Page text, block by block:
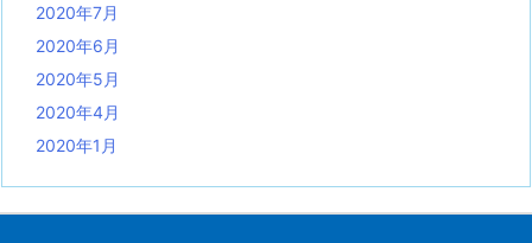
2020年7月
2020年6月
2020年5月
2020年4月
2020年1月